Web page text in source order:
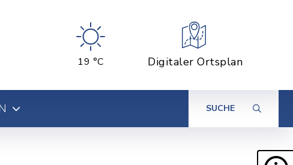
19 °C Digitaler Ortsplan
SUCHE